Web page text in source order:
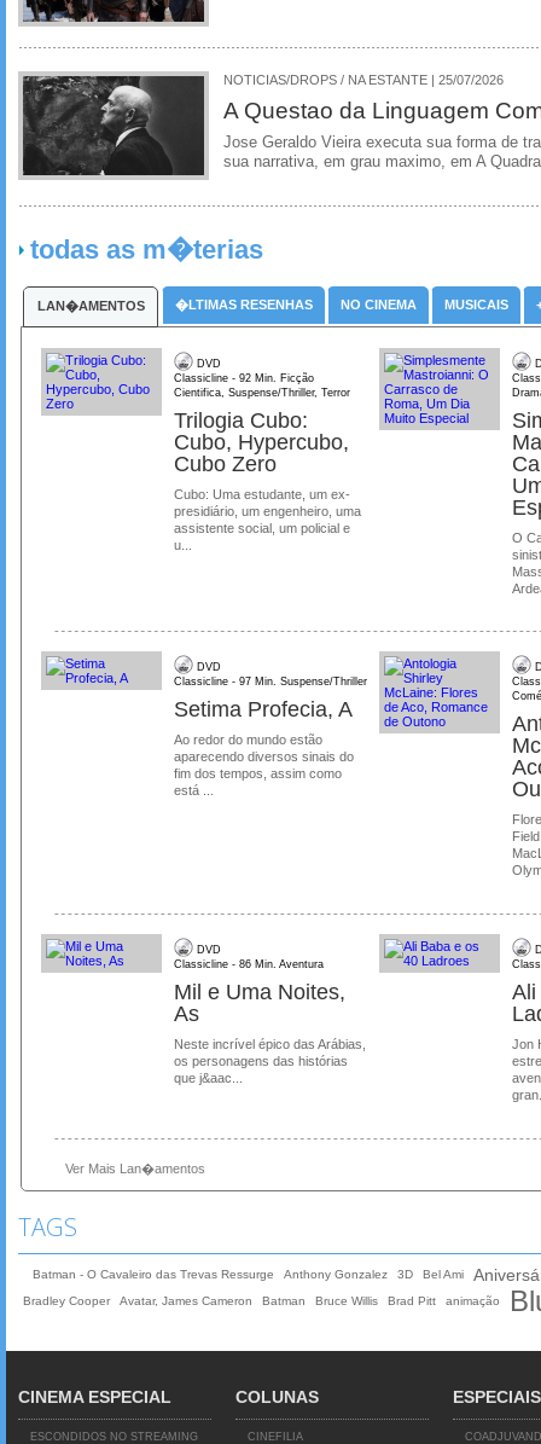
NOTICIAS/DROPS / NA ESTANTE | 25/07/2026
A Questao da Linguagem
Jose Geraldo Vieira executa sua forma de
sua narrativa, em grau maximo, em A
todas as m�terias
LAN�AMENTOS �LTIMAS RESENHAS NO CINEMA MUSICAIS
DVD
Classicline - 92 Min. Ficção
Cientifica, Suspense/Thriller, Terror
Trilogia Cubo:
Cubo, Hypercubo,
Cubo Zero
Cubo: Uma estudante, um ex-
presidiário, um engenheiro, uma
assistente social, um policial e
u...
O
DVD
Classicline - 97 Min. Suspense/Thriller
Setima Profecia, A
Ao redor do mundo estão
aparecendo diversos sinais do
fim dos tempos, assim como
está ...
DVD
Classicline - 86 Min. Aventura
Mil e Uma Noites,
As
Neste incrível épico das Arábias,
os personagens das histórias
que j&aac...
Ali
Jon
Ver Mais Lan�amentos
TAGS
Batman - O Cavaleiro das Trevas Ressurge Anthony Gonzalez 3D Bel Ami
Bradley Cooper Avatar, James Cameron Batman Bruce Willis Brad Pitt animação
CINEMA ESPECIAL
ESCONDIDOS NO STREAMING
COLUNAS
CINEFILIA
ESPECIAIS